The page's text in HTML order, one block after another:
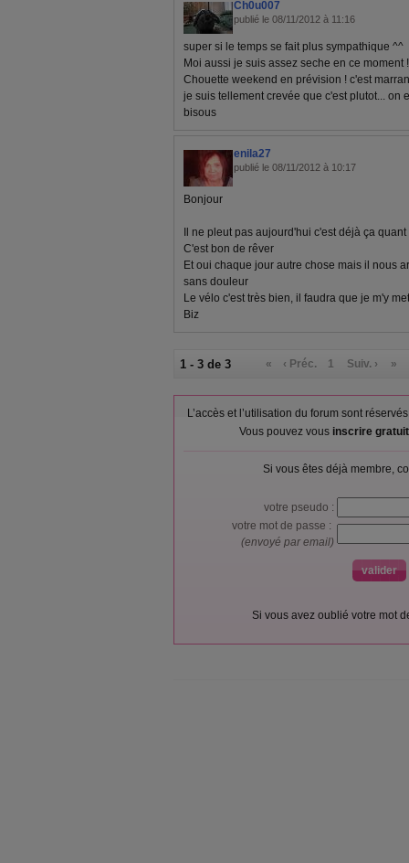
Ch0u007
publié le 08/11/2012 à 11:16
super si le temps se fait plus sympathique ^^
Moi aussi je suis assez seche en ce moment
Chouette weekend en prévision ! c'est
je suis tellement crevée que c'est plutot... on
bisous
enila27
publié le 08/11/2012 à 10:17
Bonjour
Il ne pleut pas aujourd'hui c'est déjà ça
C'est bon de rêver
Et oui chaque jour autre chose mais il nous
sans douleur
Le vélo c'est très bien, il faudra que je m'y
Biz
1 - 3 de 3 « ‹ Préc. 1 Suiv. › »
L’accès et l’utilisation du forum sont
Vous pouvez vous inscrire
Si vous êtes déjà membre,
votre pseudo :
votre mot de passe :
(envoyé par email)
Si vous avez oublié votre mot